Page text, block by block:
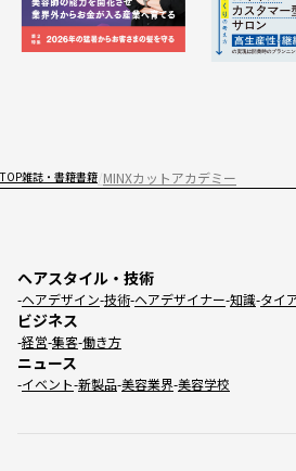
TOP雑誌・書籍書籍 MINXカットアカデミー
ヘアスタイル・技術
ヘアデザイン 技術 ヘアデザイナー 知識 タイ
ビジネス
経営 集客 働き方
ニュース
イベント 新製品 美容業界 美容学校